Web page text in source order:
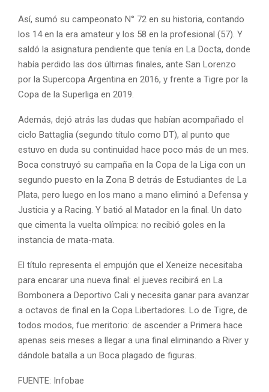
Así, sumó su campeonato N° 72 en su historia, contando
los 14 en la era amateur y los 58 en la profesional (57). Y
saldó la asignatura pendiente que tenía en La Docta, donde
había perdido las dos últimas finales, ante San Lorenzo
por la Supercopa Argentina en 2016, y frente a Tigre por la
Copa de la Superliga en 2019.
Además, dejó atrás las dudas que habían acompañado el
ciclo Battaglia (segundo título como DT), al punto que
estuvo en duda su continuidad hace poco más de un mes.
Boca construyó su campaña en la Copa de la Liga con un
segundo puesto en la Zona B detrás de Estudiantes de La
Plata, pero luego en los mano a mano eliminó a Defensa y
Justicia y a Racing. Y batió al Matador en la final. Un dato
que cimenta la vuelta olímpica: no recibió goles en la
instancia de mata-mata.
El título representa el empujón que el Xeneize necesitaba
para encarar una nueva final: el jueves recibirá en La
Bombonera a Deportivo Cali y necesita ganar para avanzar
a octavos de final en la Copa Libertadores. Lo de Tigre, de
todos modos, fue meritorio: de ascender a Primera hace
apenas seis meses a llegar a una final eliminando a River y
dándole batalla a un Boca plagado de figuras.
FUENTE: Infobae